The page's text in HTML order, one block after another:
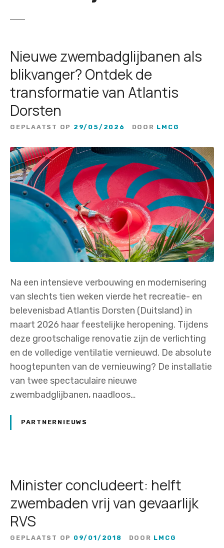
Nieuwe zwembadglijbanen als
blikvanger? Ontdek de
transformatie van Atlantis
Dorsten
GEPLAATST OP 29/05/2026 DOOR LMCG
Na een intensieve verbouwing en modernisering
van slechts tien weken vierde het recreatie- en
belevenisbad Atlantis Dorsten (Duitsland) in
maart 2026 haar feestelijke heropening. Tijdens
deze grootschalige renovatie zijn de verlichting
en de volledige ventilatie vernieuwd. De absolute
hoogtepunten van de vernieuwing? De installatie
van twee spectaculaire nieuwe
zwembadglijbanen, naadloos…
PARTNERNIEUWS
Minister concludeert: helft
zwembaden vrij van gevaarlijk
RVS
GEPLAATST OP 09/01/2018 DOOR LMCG